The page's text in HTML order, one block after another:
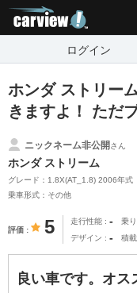
ログイン
ホンダ ストリー
きますよ！ ただ
ニックネーム非公開さん
ホンダ ストリーム
グレード：1.8X(AT_1.8) 2006年式
乗車形式：その他
評価 5 走行性能 - 乗
デザイン - 積
良い車です。オ